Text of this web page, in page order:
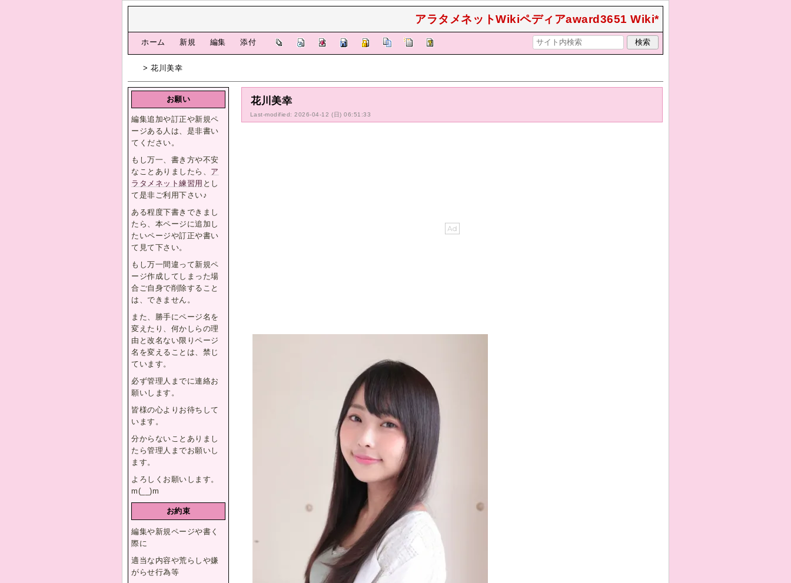
アラタメネットWikiペディアaward3651 Wiki*
ホーム 新規 編集 添付
> 花川美幸
花川美幸
Last-modified: 2026-04-12 (日) 06:51:33
お願い
編集追加や訂正や新規ペ
ージある人は、是非書い
てください。
もし万一、書き方や不安
なことありましたら、 ア
ラタメネット練習用 とし
て是非ご利用下さい♪
ある程度下書きできまし
たら、本ページに追加し
たいページや訂正や書い
て見て下さい。
もし万一間違って新規ペ
ージ作成してしまった場
合ご自身で削除すること
は、できません。
また、勝手にページ名を
変えたり、何かしらの理
由と改名ない限りページ
名を変えることは、禁じ
ています。
必ず管理人までに連絡お
願いします。
皆様の心よりお待ちして
います。
分からないことありまし
たら管理人までお願いし
ます。
よろしくお願いします。
m(__)m
お約束
編集や新規ページや書く
際に
適当な内容や荒らしや嫌
がらせ行為等